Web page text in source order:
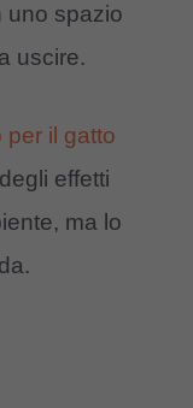
uno spazio
uscire.
per il gatto
effetti
ma lo